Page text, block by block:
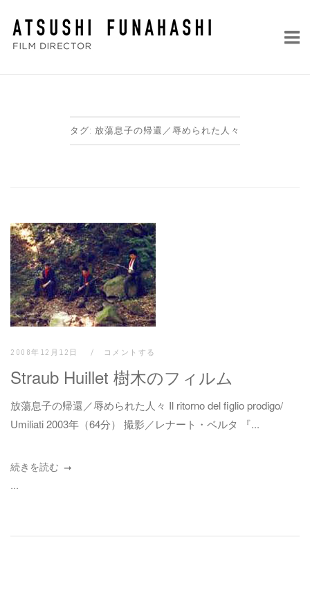
ホ
ー
タグ: 放蕩息子の帰還／辱められた人々
2008年12月12日 コメントする
Straub Huillet 樹木のフィルム
放蕩息子の帰還／辱められた人々 Il ritorno del figlio prodigo/
Umiliati 2003年（64分） 撮影／レナート・ベルタ 『...
続きを読む
...